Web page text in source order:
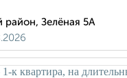
район, Зелёная 5А